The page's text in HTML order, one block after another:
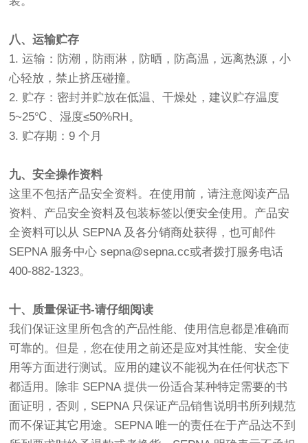
八、运输贮存
1. 运输：防潮，防雨淋，防晒，防高温，远离热源，小
心轻放，禁止挤压碰撞。
2. 贮存：密封并贮放在低温、干燥处，建议贮存温度
5~25℃、湿度≤50%RH。
3. 贮存期：9 个月
九、安全操作资料
这里不包括产品安全资料。在使用前，请注意阅读产品
资料、产品安全资料及包装标签以便安全使用。产品安
全资料可以从 SEPNA 及各分销商处获得，也可邮件
SEPNA 服务中心 sepna@sepna.cc或者拨打服务电话
400-882-1323。
十、质量保证书-请仔细阅读
我们保证这里所包含的产品性能、使用信息都是准确而
可靠的。但是，您在使用之前还是应对其性能、安全使
用等方面进行测试。应用的建议不能视为在任何状态下
都适用。除非 SEPNA 提供一份适合某种特定需要的书
面证明，否则，SEPNA 只保证产品销售说明书所列规范
而不保证其它用途。SEPNA 唯一的责任在于产品达不到